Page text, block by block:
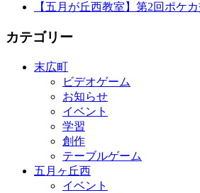
【五月が丘西教室】第2回ポケ
カテゴリー
末広町
ビデオゲーム
お知らせ
イベント
学習
創作
テーブルゲーム
五月ヶ丘西
イベント